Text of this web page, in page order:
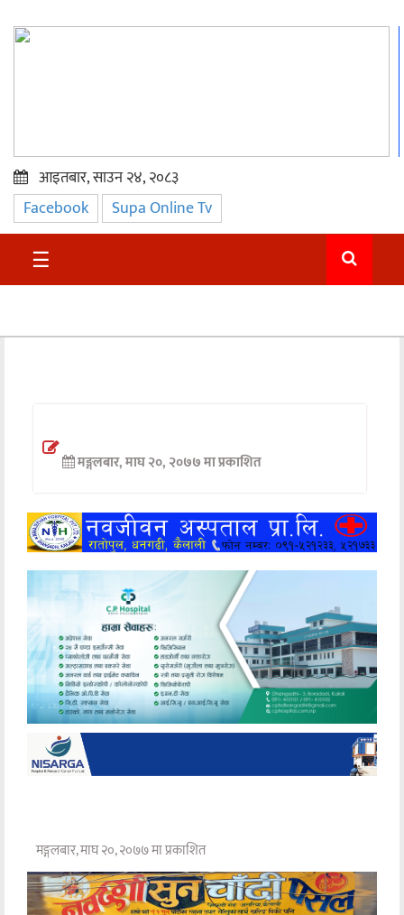
प्रमुख
समाचार
सुदुर
अन्तर्वार्ता
खेलकुद
मनोरञ्जन
अन्य
आइतबार, साउन २४, २०८३
Facebook Supa Online Tv
☰
मङ्गलबार, माघ २०, २०७७ मा प्रकाशित
मङ्गलबार, माघ २०, २०७७ मा प्रकाशित